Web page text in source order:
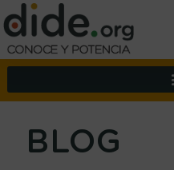
BLOG